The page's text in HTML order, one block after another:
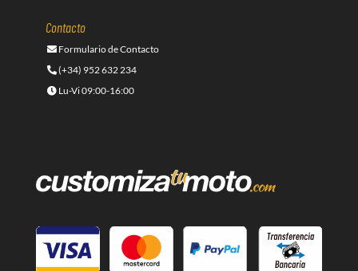
Contacto
Formulario de Contacto
(+34) 952 632 234
Lu-Vi 09:00-16:00